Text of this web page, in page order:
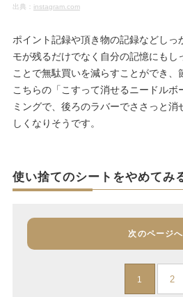
出典： instagram.com
ポイント記録や頂き物の記録などしっ
モが残るだけでなく自分の記憶にもし
ことで無駄買いを減らすことができ、
こちらの「こすって消せるニードルボ
ミングで、後ろのラバーでささっと
しくなりそうです。
使い捨てのシートをやめてみ
次のページへ
1 2